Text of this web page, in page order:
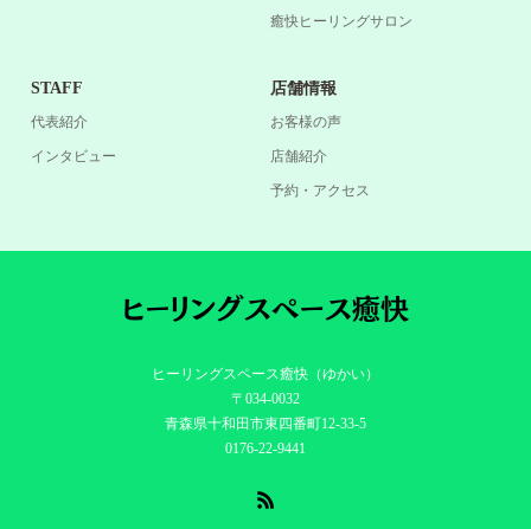
癒快ヒーリングサロン
STAFF
代表紹介
インタビュー
店舗情報
お客様の声
店舗紹介
予約・アクセス
ヒーリングスペース癒快（ゆかい）
〒034-0032
青森県十和田市東四番町12-33-5
0176-22-9441